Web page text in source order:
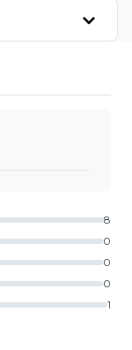
8
0
0
0
1